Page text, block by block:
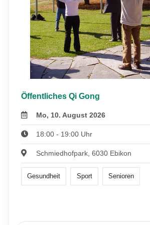
Öffentliches Qi Gong
Mo, 10. August 2026
18:00 - 19:00 Uhr
Schmiedhofpark, 6030 Ebikon
Gesundheit Sport Senioren